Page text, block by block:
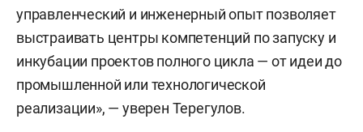
управленческий и инженерный опыт позволяет
выстраивать центры компетенций по запуску и
инкубации проектов полного цикла — от идеи до
промышленной или технологической
реализации», — уверен Терегулов.